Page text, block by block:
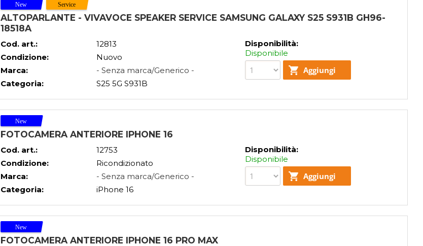
ALTOPARLANTE - VIVAVOCE SPEAKER SERVICE SAMSUNG GALAXY S25 S931B GH96-
18518A
Cod. art.:
12813
Condizione:
Nuovo
Marca:
- Senza marca/Generico -
Categoria:
S25 5G S931B
Disponibilità:
Disponibile
FOTOCAMERA ANTERIORE IPHONE 16
Cod. art.:
12753
Condizione:
Ricondizionato
Marca:
- Senza marca/Generico -
Categoria:
iPhone 16
Disponibilità:
Disponibile
FOTOCAMERA ANTERIORE IPHONE 16 PRO MAX